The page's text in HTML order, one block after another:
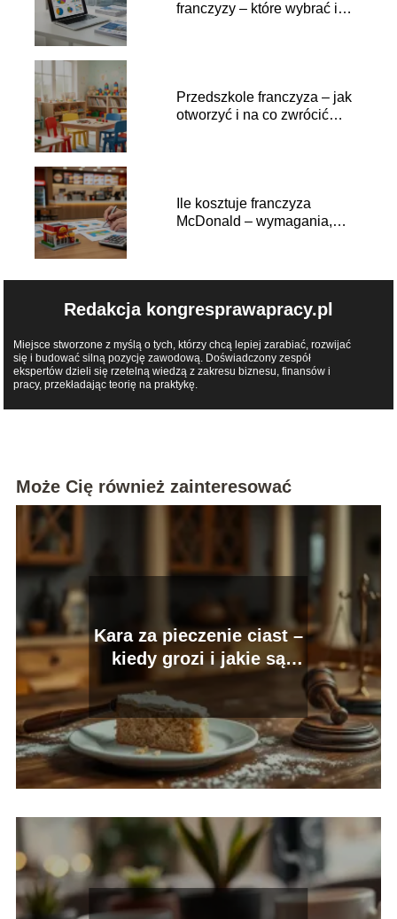
franczyzy – które wybrać i
Przedszkole franczyza – jak
otworzyć i na co zwrócić
Ile kosztuje franczyza
McDonald – wymagania,
Redakcja kongresprawapracy.pl
Miejsce stworzone z myślą o tych, którzy chcą lepiej zarabiać, rozwijać
się i budować silną pozycję zawodową. Doświadczony zespół
ekspertów dzieli się rzetelną wiedzą z zakresu biznesu, finansów i
pracy, przekładając teorię na praktykę.
Może Cię również zainteresować
Kara za pieczenie ciast –
kiedy grozi i jakie są
konsekwencje?